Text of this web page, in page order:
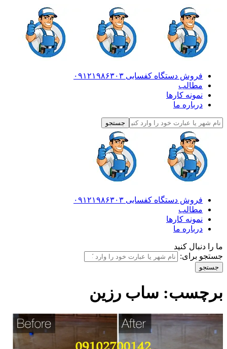
فروش دستگاه کفسابی ۰۹۱۲۱۹۸۶۳۰۳
مطالب
نمونه کارها
درباره ما
فروش دستگاه کفسابی ۰۹۱۲۱۹۸۶۳۰۳
مطالب
نمونه کارها
درباره ما
ما را دنبال کنید
جستجو برای:
برچسب: ساب رزین